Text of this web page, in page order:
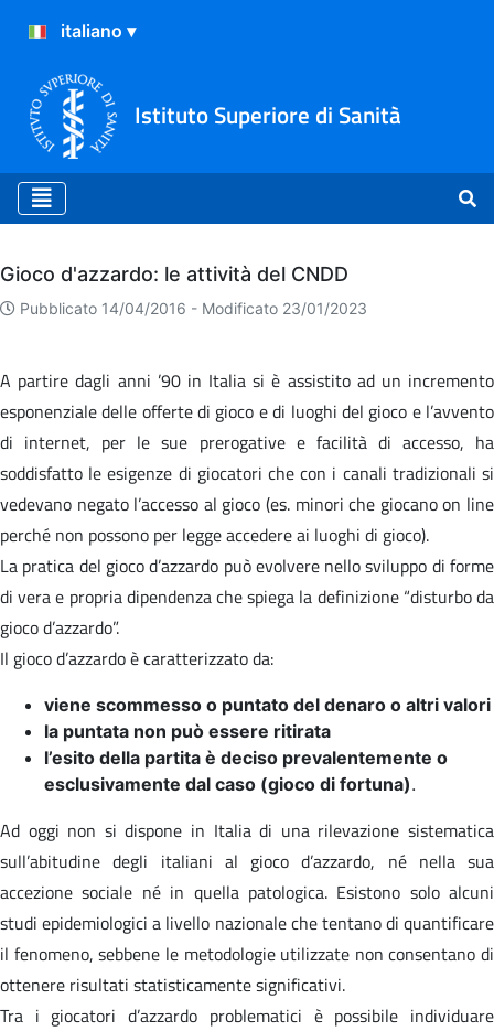
Istituto Superiore di Sanità
Archivio
Gioco d'azzardo: le attività del CNDD
Pubblicato 14/04/2016 - Modificato 23/01/2023
A partire dagli anni ’90 in Italia si è assistito ad un incremento
esponenziale delle offerte di gioco e di luoghi del gioco e l’avvento
di internet, per le sue prerogative e facilità di accesso, ha
soddisfatto le esigenze di giocatori che con i canali tradizionali si
vedevano negato l’accesso al gioco (es. minori che giocano on line
perché non possono per legge accedere ai luoghi di gioco).
La pratica del gioco d’azzardo può evolvere nello sviluppo di forme
di vera e propria dipendenza che spiega la definizione “disturbo da
gioco d’azzardo”.
Il gioco d’azzardo è caratterizzato da:
viene scommesso o puntato del denaro o altri valori
la puntata non può essere ritirata
l’esito della partita è deciso prevalentemente o
esclusivamente dal caso (gioco di fortuna).
Ad oggi non si dispone in Italia di una rilevazione sistematica
sull’abitudine degli italiani al gioco d’azzardo, né nella sua
accezione sociale né in quella patologica. Esistono solo alcuni
studi epidemiologici a livello nazionale che tentano di quantificare
il fenomeno, sebbene le metodologie utilizzate non consentano di
ottenere risultati statisticamente significativi.
Tra i giocatori d’azzardo problematici è possibile individuare